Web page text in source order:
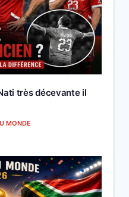
très décevante il
MONDE